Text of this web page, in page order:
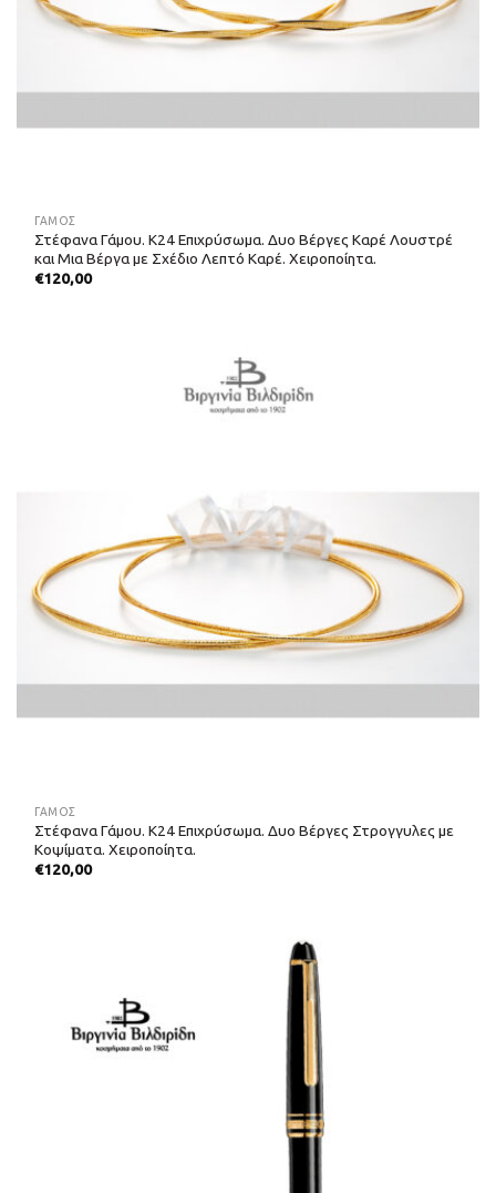
ΓΑΜΟΣ
Στέφανα Γάμου. Κ24 Επιχρύσωμα. Δυο Βέργες Καρέ Λουστρέ
και Μια Βέργα με Σχέδιο Λεπτό Καρέ. Χειροποίητα.
€120,00
ΓΑΜΟΣ
Στέφανα Γάμου. Κ24 Επιχρύσωμα. Δυο Βέργες Στρογγυλες με
Κοψίματα. Χειροποίητα.
€120,00